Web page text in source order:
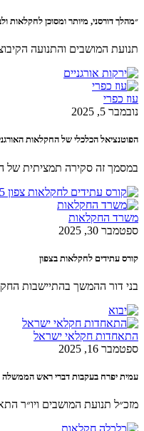
״מהלך דורסני, מיותר ומסוכן לחקלאות
תנועת המושבים והתנועה
עוז כפרי
נובמבר 5, 2025
הפוטנציאל הכלכלי של החקלאות
במסמך זה סקירה תמציתית של
משרד החקלאות
ספטמבר 30, 2025
קורס עתידים לחקלאות בצפון
בני דור ההמשך בהתיישבות
התאחדות חקלאי ישראל
ספטמבר 16, 2025
עמית יפרח בעקבות דברי ראש הממשלה
מזכ״ל תנועת המושבים ויו״ר